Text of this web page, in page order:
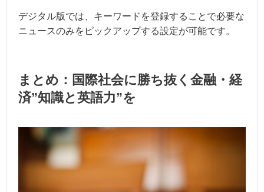
デジタル版では、キーワードを登録することで必要な
ニュースのみをピックアップする設定が可能です。
まとめ：国際社会に勝ち抜く金融・経
済”知識と英語力”を